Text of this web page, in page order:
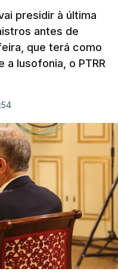
na
da Força
Centro-
Apoio às
dos Grupos NATO
do Comando
Europa (SHAPE),
se.
Maia
no distrito de
de 1963, e
da Academia
presidir à última
antes de
que terá como
a lusofonia, o PTRR